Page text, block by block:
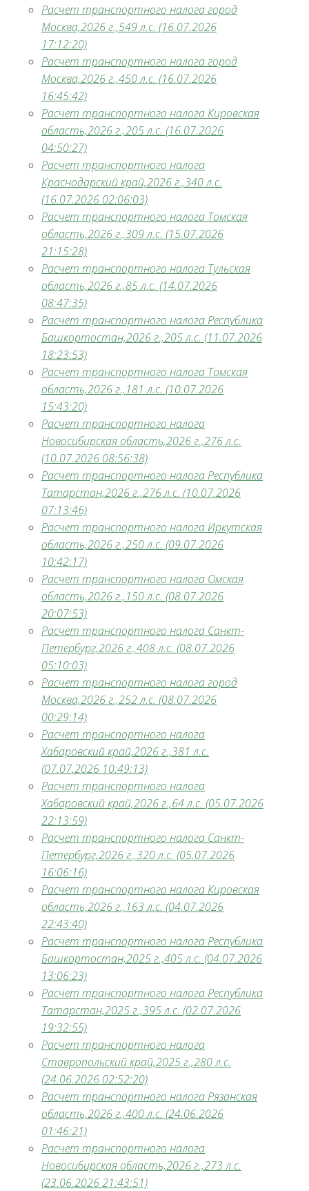
Расчет транспортного налога город
Москва,2026 г.,549 л.с. (16.07.2026
17:12:20)
Расчет транспортного налога город
Москва,2026 г.,450 л.с. (16.07.2026
16:45:42)
Расчет транспортного налога Кировская
область,2026 г.,205 л.с. (16.07.2026
04:50:27)
Расчет транспортного налога
Краснодарский край,2026 г.,340 л.с.
(16.07.2026 02:06:03)
Расчет транспортного налога Томская
область,2026 г.,309 л.с. (15.07.2026
21:15:28)
Расчет транспортного налога Тульская
область,2026 г.,85 л.с. (14.07.2026
08:47:35)
Расчет транспортного налога Республика
Башкортостан,2026 г.,205 л.с. (11.07.2026
18:23:53)
Расчет транспортного налога Томская
область,2026 г.,181 л.с. (10.07.2026
15:43:20)
Расчет транспортного налога
Новосибирская область,2026 г.,276 л.с.
(10.07.2026 08:56:38)
Расчет транспортного налога Республика
Татарстан,2026 г.,276 л.с. (10.07.2026
07:13:46)
Расчет транспортного налога Иркутская
область,2026 г.,250 л.с. (09.07.2026
10:42:17)
Расчет транспортного налога Омская
область,2026 г.,150 л.с. (08.07.2026
20:07:53)
Расчет транспортного налога Санкт-
Петербург,2026 г.,408 л.с. (08.07.2026
05:10:03)
Расчет транспортного налога город
Москва,2026 г.,252 л.с. (08.07.2026
00:29:14)
Расчет транспортного налога
Хабаровский край,2026 г.,381 л.с.
(07.07.2026 10:49:13)
Расчет транспортного налога
Хабаровский край,2026 г.,64 л.с. (05.07.2026
22:13:59)
Расчет транспортного налога Санкт-
Петербург,2026 г.,320 л.с. (05.07.2026
16:06:16)
Расчет транспортного налога Кировская
область,2026 г.,163 л.с. (04.07.2026
22:43:40)
Расчет транспортного налога Республика
Башкортостан,2025 г.,405 л.с. (04.07.2026
13:06:23)
Расчет транспортного налога Республика
Татарстан,2025 г.,395 л.с. (02.07.2026
19:32:55)
Расчет транспортного налога
Ставропольский край,2025 г.,280 л.с.
(24.06.2026 02:52:20)
Расчет транспортного налога Рязанская
область,2026 г.,400 л.с. (24.06.2026
01:46:21)
Расчет транспортного налога
Новосибирская область,2026 г.,273 л.с.
(23.06.2026 21:43:51)